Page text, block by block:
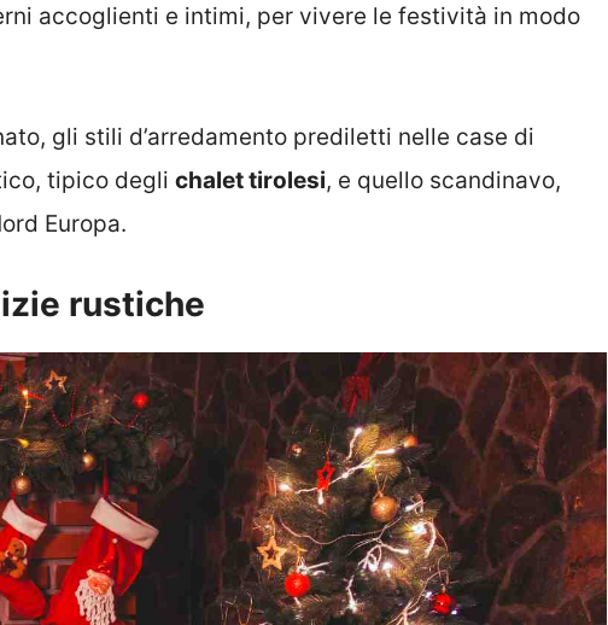
accoglienti e intimi, per vivere le festività in modo
gli stili d’arredamento prediletti nelle case di
tipico degli chalet tirolesi, e quello scandinavo,
Europa.
rustiche